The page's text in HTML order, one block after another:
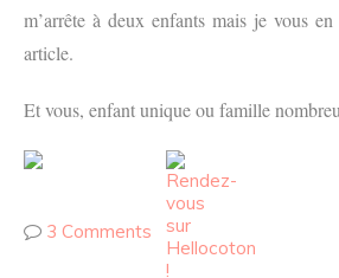
m’arrête à deux enfants mais je vous
article.
Et vous, enfant unique ou famille
3 Comments